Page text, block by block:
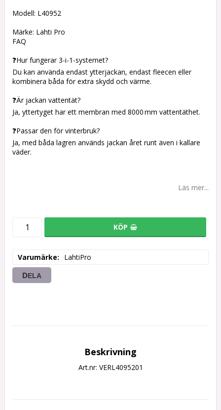
Modell: L40952
Märke: Lahti Pro
FAQ
❓Hur fungerar 3-i-1-systemet?
Du kan använda endast ytterjackan, endast fleecen eller
kombinera båda för extra skydd och värme.
❓Är jackan vattentät?
Ja, yttertyget har ett membran med 8000 mm vattentäthet.
❓Passar den för vinterbruk?
Ja, med båda lagren används jackan året runt även i kallare
väder.
Läs mer...
KÖP
Varumärke LahtiPro
DELA
Beskrivning
Art.nr: VERL4095201